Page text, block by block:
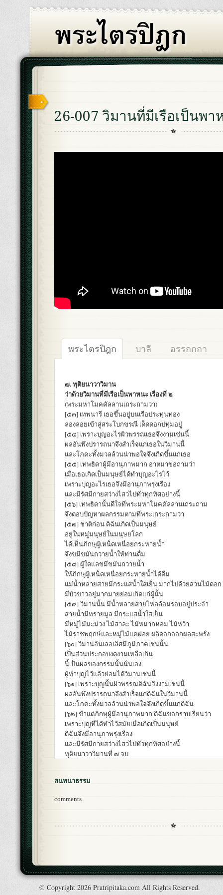
26-007 วิมานที่มีเรือเป็นพา
พระไตรปิฎก บาลี อรรถกถา
๗. ทุติยนาวาวิมาน
ว่าด้วยวิมานที่มีเรือเป็นพาหนะ เรื่องที่ ๒
(พระมหาโมคคัลลานเถระถามว่า)
[๕๓] เทพนารี เธอขึ้นอยู่บนเรือประทุนทอง
ล่องลอยเข้าสู่สระโบกขรณี เด็ดดอกปทุมอยู่
[๕๔] เพราะบุญอะไรผิวพรรณเธอจึงงามเช่นนี้
ผลอันพึงปรารถนาจึงสำเร็จแก่เธอในวิมานนี้
และโภคะทั้งมวลล้วนน่าพอใจจึงเกิดขึ้นแก่เธอ
[๕๕] เทพธิดาผู้มีอานุภาพมาก อาตมาขอถามว่า
เมื่อเธอเกิดเป็นมนุษย์ได้ทำบุญอะไรไว้
เพราะบุญอะไรเธอจึงมีอานุภาพรุ่งเรือง
และมีรัศมีกายสว่างไสวไปทั่วทุกทิศอย่างนี้
[๕๖] เทพธิดานั้นดีใจที่พระมหาโมคคัลลานเถระถาม
จึงตอบปัญหาผลกรรมตามที่พระเถระถามว่า
[๕๗] ชาติก่อน ดิฉันเกิดเป็นมนุษย์
อยู่ในหมู่มนุษย์ในมนุษยโลก
ได้เห็นภิกษุผู้เหน็ดเหนื่อยกระหายน้ำ
จึงขมีขมันถวายน้ำให้ท่านดื่ม
[๕๘] ผู้ใดแลขมีขมันถวายน้ำ
ให้ภิกษุผู้เหน็ดเหนื่อยกระหายน้ำได้ดื่ม
แม่น้ำหลายสายมีกระแสน้ำใสเย็น มากไปด้วยสวนไม้ดอก
มีบัวขาวอยู่มากมายย่อมเกิดแก่ผู้นั้น
[๕๙] วิมานนั้น มีน้ำหลายสายไหลล้อมรอบอยู่ประจำ
สายน้ำมีทรายมูล มีกระแสน้ำใสเย็น
มีหมู่ไม้มะม่วง ไม้สาละ ไม้หมากหอม ไม้หว้า
ไม้ราชพฤกษ์และหมู่ไม้แคฝอย ผลิดอกออกผลสะพรั่ง
[๖๐] วิมานอันเลอเลิศมีภูมิภาคเช่นนั้น
เป็นส่วนประกอบงดงามเหลือเกิน
นี้เป็นผลของกรรมนั้นนั่นเอง
ผู้ทำบุญไว้แล้วย่อมได้วิมานเช่นนี้
[๖๑] เพราะบุญนั้นผิวพรรณดิฉันจึงงามเช่นนี้
ผลอันพึงปรารถนาจึงสำเร็จแก่ดิฉันในวิมานนี้
และโภคะทั้งมวลล้วนน่าพอใจจึงเกิดขึ้นแก่ดิฉัน
[๖๒] ข้าแต่ภิกษุผู้มีอานุภาพมาก ดิฉันขอกราบเรียนว่า
เพราะบุญที่ได้ทำไว้สมัยเมื่อเกิดเป็นมนุษย์
ดิฉันจึงมีอานุภาพรุ่งเรือง
และมีรัศมีกายสว่างไสวไปทั่วทุกทิศอย่างนี้
ทุติยนาวาวิมานที่ ๗ จบ
สนทนาธรรม
comments
© Copyright 2026 Pratripitaka.com All Rights Reserved.